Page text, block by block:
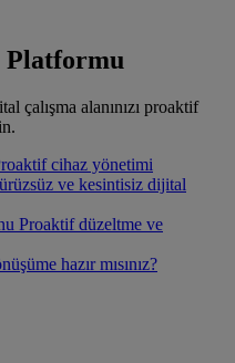
Platformu
çalışma alanınızı proaktif
cihaz yönetimi
ve kesintisiz dijital
Proaktif düzeltme ve
hazır mısınız?